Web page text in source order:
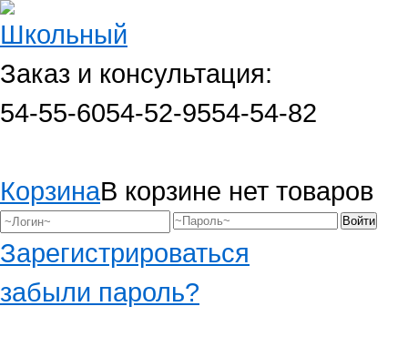
Заказ и консультация:
54-55-6054-52-9554-54-82
КорзинаВ корзине нет товаров
Зарегистрироваться
забыли пароль?